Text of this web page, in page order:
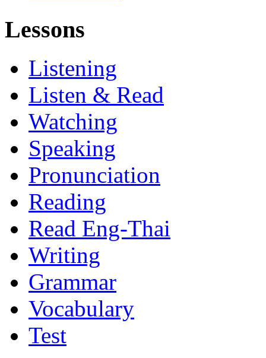
Lessons
Listening
Listen & Read
Watching
Speaking
Pronunciation
Reading
Read Eng-Thai
Writing
Grammar
Vocabulary
Test